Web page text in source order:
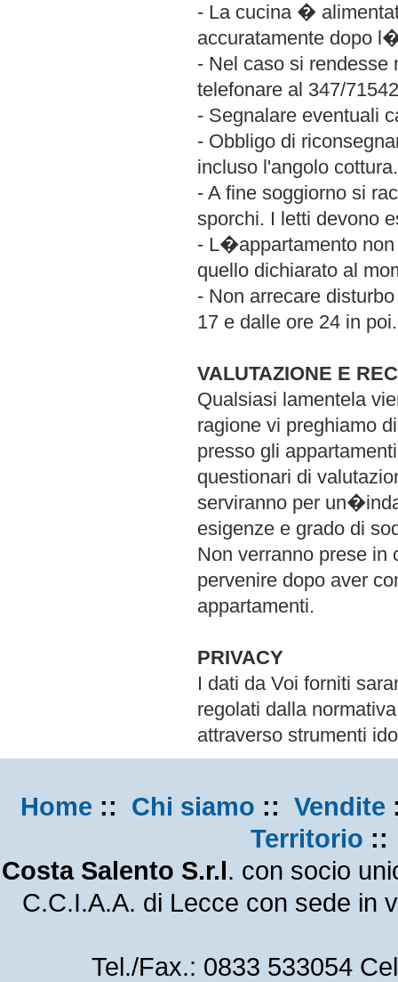
- La cucina �
accuratamente dopo
- Nel caso si rendesse
telefonare al 347/
- Segnalare eventuali
- Obbligo di
incluso l'angolo cottura.
- A fine soggiorno si
sporchi. I letti devono
- L�appartamento
quello dichiarato al
- Non arrecare
17 e dalle ore 24 in poi.
VALUTAZIONE E
Qualsiasi lamentela
ragione vi preghiamo
presso gli
questionari di
serviranno per
esigenze e grado di
Non verranno prese in
pervenire dopo aver
appartamenti.
PRIVACY
I dati da Voi forniti
regolati dalla
attraverso strumenti
Home :: Chi siamo :: Vendite
Territorio
Costa Salento S.r.l. con socio
C.C.I.A.A. di Lecce con sede in
Tel./Fax.: 0833 533054